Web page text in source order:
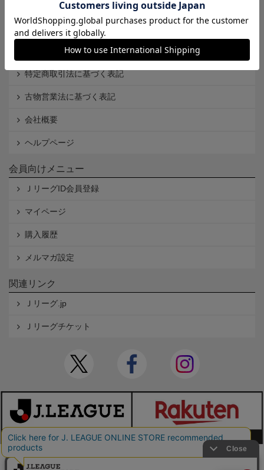
個人情報保護方針
Cookieポリシー
特定商取引法に基づく表記
古物営業法に基づく表記
会社概要
ヘルプページ
会員向けメニュー
ＪリーグID会員登録
マイページ
購入履歴
メルマガ設定
関連リンク
Ｊリーグ.jp
Ｊリーグチケット